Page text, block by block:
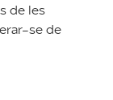
de les
se de